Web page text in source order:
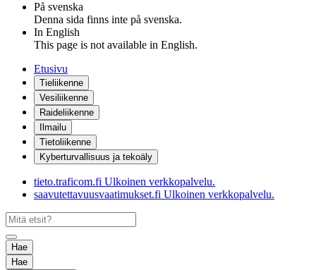
På svenska
Denna sida finns inte på svenska.
In English
This page is not available in English.
Etusivu
Tieliikenne
Vesiliikenne
Raideliikenne
Ilmailu
Tietoliikenne
Kyberturvallisuus ja tekoäly
tieto.traficom.fi Ulkoinen verkkopalvelu.
saavutettavuusvaatimukset.fi Ulkoinen verkkopalvelu.
Hae
Hae